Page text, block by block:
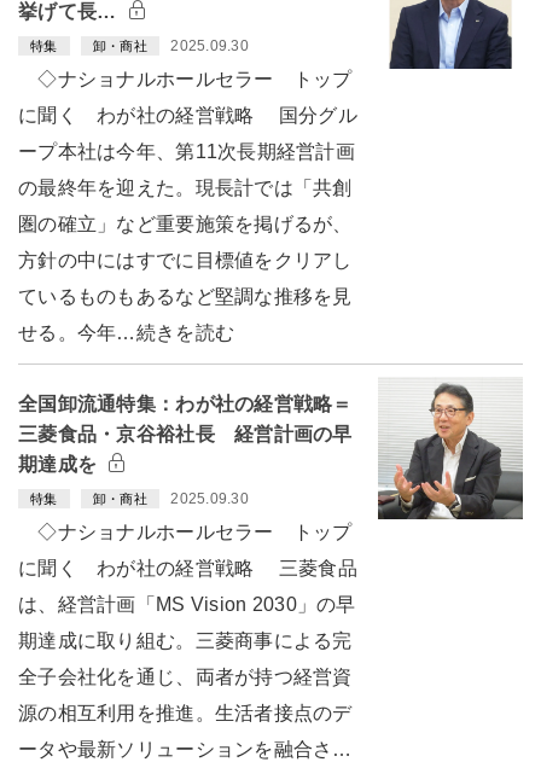
挙げて長…
特集 卸・商社 2025.09.30
◇ナショナルホールセラー トップ
に聞く わが社の経営戦略 国分グル
ープ本社は今年、第11次長期経営計画
の最終年を迎えた。現長計では「共創
圏の確立」など重要施策を掲げるが、
方針の中にはすでに目標値をクリアし
ているものもあるなど堅調な推移を見
せる。今年…続きを読む
全国卸流通特集：わが社の経営戦略＝
三菱食品・京谷裕社長 経営計画の早
期達成を
特集 卸・商社 2025.09.30
◇ナショナルホールセラー トップ
に聞く わが社の経営戦略 三菱食品
は、経営計画「MS Vision 2030」の早
期達成に取り組む。三菱商事による完
全子会社化を通じ、両者が持つ経営資
源の相互利用を推進。生活者接点のデ
ータや最新ソリューションを融合さ…